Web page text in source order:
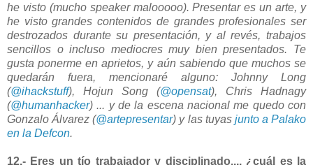
he visto (mucho speaker malooooo). Presentar es un arte, y
he visto grandes contenidos de grandes profesionales ser
destrozados durante su presentación, y al revés, trabajos
sencillos o incluso mediocres muy bien presentados. Te
gusta ponerme en aprietos, y aún sabiendo que muchos se
quedarán fuera, mencionaré alguno: Johnny Long
(@ihackstuff), Hojun Song (@opensat), Chris Hadnagy
(@humanhacker) ... y de la escena nacional me quedo con
Gonzalo Álvarez (@artepresentar) y las tuyas junto a Palako
en la Defcon.
12.- Eres un tío trabajador y disciplinado,... ¿cuál es la